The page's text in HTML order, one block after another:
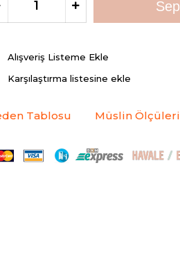
Alışveriş Listeme Ekle
Karşılaştırma listesine ekle
Tablosu Müslin Ölçüleri